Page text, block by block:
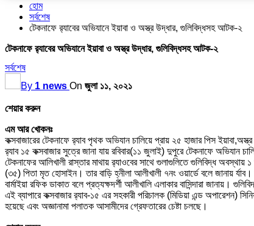
হোম
সর্বশেষ
টেকনাফে র‌্যাবের অভিযানে ইয়াবা ও অস্ত্র উদ্ধার, গুলিবিদ্ধসহ আটক-২
টেকনাফে র‌্যাবের অভিযানে ইয়াবা ও অস্ত্র উদ্ধার, গুলিবিদ্ধসহ আটক-২
সর্বশেষ
By 1 news On জুলা ১১, ২০২১
শেয়ার করুন
এম আর খোকনঃ
কক্সবাজারের টেকনাফে র‌্যাব পৃথক অভিযান চালিয়ে প্রায় ২৫ হাজার পিস
র‌্যাব ১৫ কক্সবাজার সুত্রে জানা যায় রবিবার(১১ জুলাই) দুপুরে টেকনাফে অভিযান
টেকনাফের আলিখালী রাস্তার মাথায় র‌্যাওবের সাথে গুলাগুলিতে গুলিবিদ্ধ
(৩৫) পিতা মৃত হোসাইন। তার বাড়ি হ্নীলা আলীখালী ৭নং ওয়ার্ডে বলে জানায়
বার্মাইয়া রফিক ডাকাত বলে প্রত্যক্ষদর্শী আলীখালি এলাকার বাসিন্দারা জানায়।
এই ব্যাপারে কক্সবাজার র‌্যাব-১৫ এর সহকারী পরিচালক (মিডিয়া এন্ড অপারেশন)
হয়েছে এবং অজ্ঞানামা পলাতক আসামীদের গ্রেফতারের চেষ্টা চলছে।